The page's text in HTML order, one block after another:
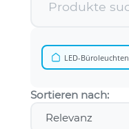
LED-Büroleuchten
Sortieren nach: